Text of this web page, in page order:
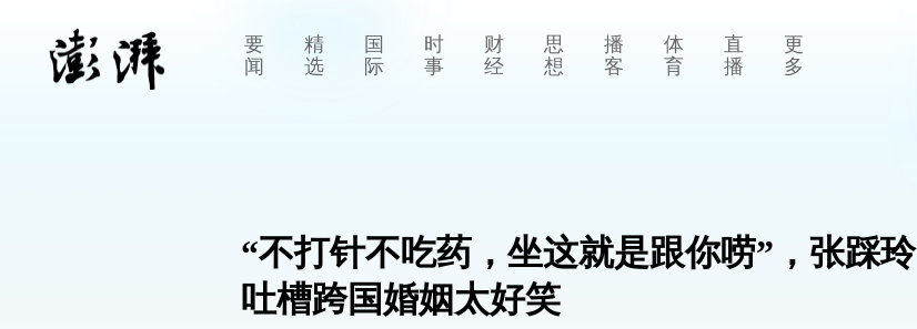
要
闻
精
选
国
际
时
事
财
经
思
想
播
客
体
育
直
播
更
多
“不打针不吃药，坐这就是跟你唠”，张踩玲
吐槽跨国婚姻太好笑